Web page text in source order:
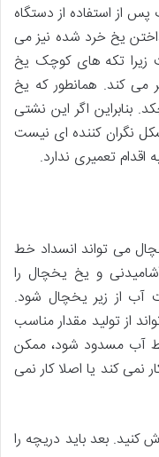
از 1 سی سی) آب پس از استفاده از دستگاه
یخ خرد شده نیز می
زیرا تکه های کوچک یخ
می کند. همانطور که یخ
اگر این نشتی
نگران کننده ای نیست
تعمیری ندارد.
می تواند انسداد خط
و یخ یخچال را
آب از زیر یخچال شود.
از تولید مقدار مناسب
آب مسدود شود، ممکن
کند یا اصلا کار نمی
کنید. بعد باید دریچه را